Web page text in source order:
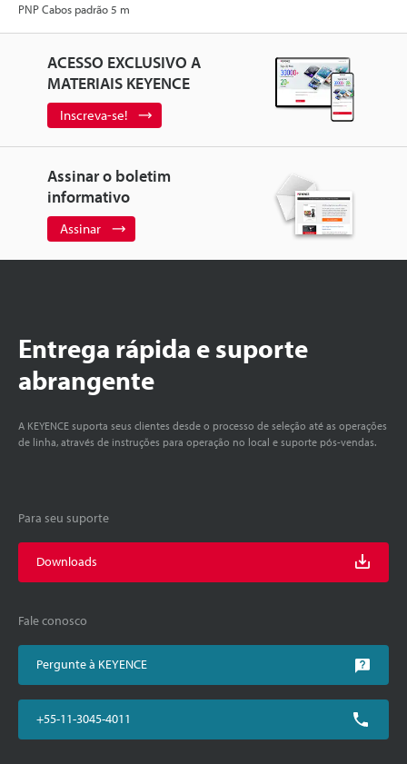
PNP Cabos padrão 5 m
ACESSO EXCLUSIVO A
MATERIAIS KEYENCE
Inscreva-se!
Assinar o boletim
informativo
Assinar
Entrega rápida e suporte
abrangente
A KEYENCE suporta seus clientes desde o processo de seleção até as operações
de linha, através de instruções para operação no local e suporte pós-vendas.
Para seu suporte
Downloads
Fale conosco
Pergunte à KEYENCE
+55-11-3045-4011